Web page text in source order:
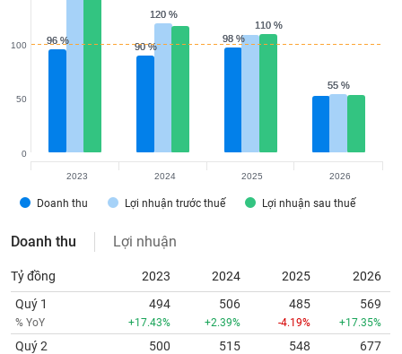
96 %
96 %
90 %
90 %
98 %
98 %
120 %
120 %
55 %
55 %
110 %
110 %
Doanh thu Lợi nhuận trước thuế Lợi nhuận sau thuế
0
50
100
2023 2024 2025 2026
Doanh thu Lợi nhuận
Tỷ đồng 2023 2024 2025
2026
Quý 1
% YoY
494
+17.43%
506
+2.39%
485
-4.19%
569
+17.35%
Quý 2 500 515 548 677